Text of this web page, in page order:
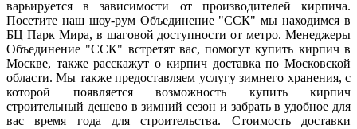
варьируется в зависимости от производителей кирпича.
Посетите наш шоу-рум Объединение "ССК" мы находимся в
БЦ Парк Мира, в шаговой доступности от метро. Менеджеры
Объединение "ССК" встретят вас, помогут купить кирпич в
Москве, также расскажут о кирпич доставка по Московской
области. Мы также предоставляем услугу зимнего хранения, с
которой появляется возможность купить кирпич
строительный дешево в зимний сезон и забрать в удобное для
вас время года для строительства. Стоимость доставки